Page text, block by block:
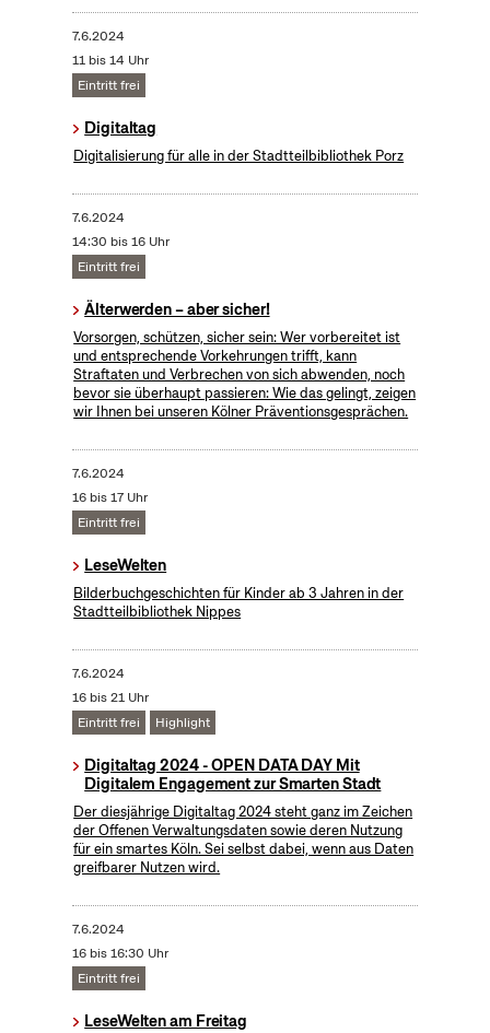
7.6.2024
11 bis 14 Uhr
Eintritt frei
Digitaltag
Digitalisierung für alle in der Stadtteilbibliothek Porz
7.6.2024
14:30 bis 16 Uhr
Eintritt frei
Älterwerden – aber sicher!
Vorsorgen, schützen, sicher sein: Wer vorbereitet ist
und entsprechende Vorkehrungen trifft, kann
Straftaten und Verbrechen von sich abwenden, noch
bevor sie überhaupt passieren: Wie das gelingt, zeigen
wir Ihnen bei unseren Kölner Präventionsgesprächen.
7.6.2024
16 bis 17 Uhr
Eintritt frei
LeseWelten
Bilderbuchgeschichten für Kinder ab 3 Jahren in der
Stadtteilbibliothek Nippes
7.6.2024
16 bis 21 Uhr
Eintritt frei
Highlight
Digitaltag 2024 - OPEN DATA DAY Mit
Digitalem Engagement zur Smarten Stadt
Der diesjährige Digitaltag 2024 steht ganz im Zeichen
der Offenen Verwaltungsdaten sowie deren Nutzung
für ein smartes Köln. Sei selbst dabei, wenn aus Daten
greifbarer Nutzen wird.
7.6.2024
16 bis 16:30 Uhr
Eintritt frei
LeseWelten am Freitag